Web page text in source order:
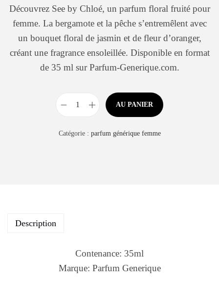
Découvrez See by Chloé, un parfum floral fruité pour
femme. La bergamote et la pêche s’entremêlent avec
un bouquet floral de jasmin et de fleur d’oranger,
créant une fragrance ensoleillée. Disponible en format
de 35 ml sur Parfum-Generique.com.
AU PANIER
Catégorie : parfum générique femme
Description
Contenance: 35ml
Marque: Parfum Generique